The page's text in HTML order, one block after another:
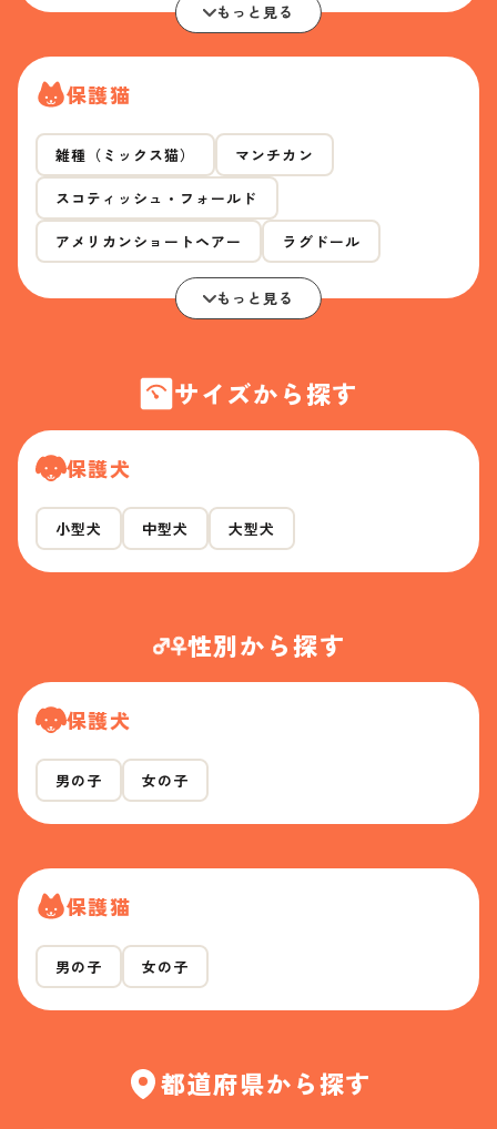
もっと見る
保護猫
雑種（ミックス猫） マンチカン
スコティッシュ・フォールド
アメリカンショートヘアー ラグドール
もっと見る
サイズから探す
保護犬
小型犬 中型犬 大型犬
性別から探す
保護犬
男の子 女の子
保護猫
男の子 女の子
都道府県から探す